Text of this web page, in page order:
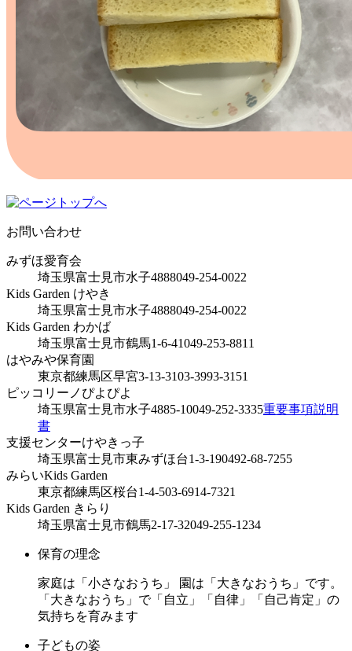
お問い合わせ
みずほ愛育会
埼玉県富士見市水子4888049-254-0022
Kids Garden けやき
埼玉県富士見市水子4888049-254-0022
Kids Garden わかば
埼玉県富士見市鶴馬1-6-41049-253-8811
はやみや保育園
東京都練馬区早宮3-13-3103-3993-3151
ピッコリーノぴよぴよ
埼玉県富士見市水子4885-10049-252-3335重要事項説明
書
支援センターけやきっ子
埼玉県富士見市東みずほ台1-3-190492-68-7255
みらいKids Garden
東京都練馬区桜台1-4-503-6914-7321
Kids Garden きらり
埼玉県富士見市鶴馬2-17-32049-255-1234
保育の理念
家庭は「小さなおうち」 園は「大きなおうち」です。
「大きなおうち」で「自立」「自律」「自己肯定」の
気持ちを育みます
子どもの姿